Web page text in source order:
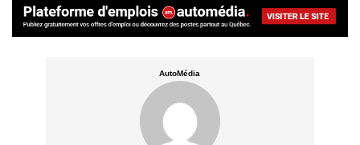
AutoMédia